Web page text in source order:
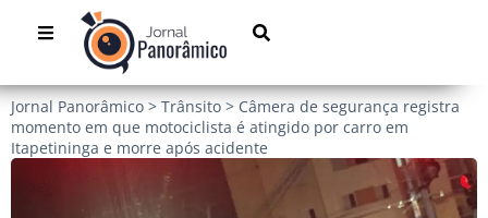
Jornal Panorâmico > Trânsito > Câmera de segurança registra
momento em que motociclista é atingido por carro em
Itapetininga e morre após acidente